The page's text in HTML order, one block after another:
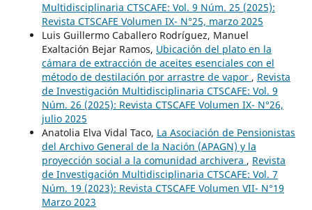
Multidisciplinaria CTSCAFE: Vol. 9 Núm. 25 (2025):
Revista CTSCAFE Volumen IX- N°25, marzo 2025
Luis Guillermo Caballero Rodríguez, Manuel
Exaltación Bejar Ramos, Ubicación del plato en la
cámara de extracción de aceites esenciales con el
método de destilación por arrastre de vapor , Revista
de Investigación Multidisciplinaria CTSCAFE: Vol. 9
Núm. 26 (2025): Revista CTSCAFE Volumen IX- N°26,
julio 2025
Anatolia Elva Vidal Taco, La Asociación de Pensionistas
del Archivo General de la Nación (APAGN) y la
proyección social a la comunidad archivera , Revista
de Investigación Multidisciplinaria CTSCAFE: Vol. 7
Núm. 19 (2023): Revista CTSCAFE Volumen VII- N°19
Marzo 2023